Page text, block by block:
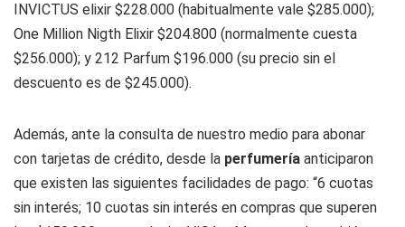
INVICTUS elixir $228.000 (habitualmente vale $285.000);
One Million Nigth Elixir $204.800 (normalmente cuesta
$256.000); y 212 Parfum $196.000 (su precio sin el
descuento es de $245.000).
Además, ante la consulta de nuestro medio para abonar
con tarjetas de crédito, desde la perfumería anticiparon
que existen las siguientes facilidades de pago: “6 cuotas
sin interés; 10 cuotas sin interés en compras que superen